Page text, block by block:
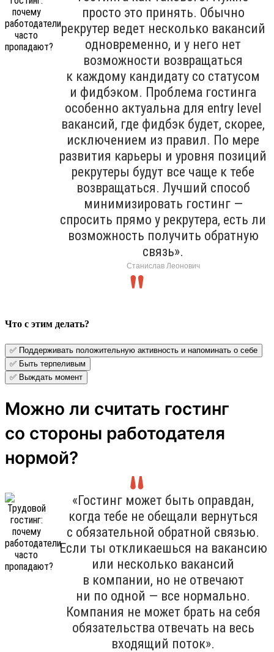
просто это принять. Обычно
рекрутер ведет несколько вакансий
одновременно, и у него нет
возможности возвращаться
к каждому кандидату со статусом
и фидбэком. Проблема гостинга
особенно актуальна для entry level
вакансий, где фидбэк будет, скорее,
исключением из правил. По мере
развития карьеры и уровня позиций
рекрутеры будут все чаще к тебе
возвращаться. Лучший способ
минимизировать гостинг —
спросить прямо у рекрутера, есть ли
возможность получить обратную
связь».
Станислав Леонович
Что с этим делать?
✅ Поддерживать положительную активность и напоминать о себе
✅ Быть терпеливым
✅ Выждать момент
Можно ли считать гостинг
со стороны работодателя
нормой?
«Гостинг может быть оправдан,
когда тебе не обещали вернуться
с обязательной обратной связью.
Если ты откликаешься на вакансию
или несколько вакансий
в компании, но не отвечают
ни по одной — все нормально.
Компания не может брать на себя
обязательства отвечать на весь
входящий поток».